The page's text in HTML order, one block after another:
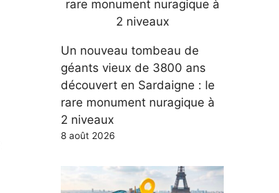
Un nouveau tombeau de
géants vieux de 3800 ans
découvert en Sardaigne : le
rare monument nuragique à
2 niveaux
8 août 2026